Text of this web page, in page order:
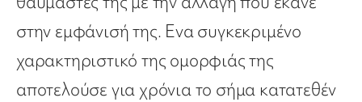
στην εμφάνισή της. Ενα συγκεκριμένο
χαρακτηριστικό της ομορφιάς της
αποτελούσε για χρόνια το σήμα κατατεθέν